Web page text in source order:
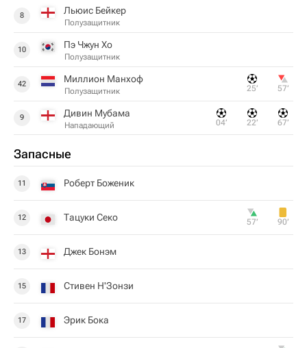
8 Льюис Бейкер
Полузащитник
10 Пэ Чжун Хо
Полузащитник
42 Миллион Манхоф
Полузащитник 25‎’‎ 57‎’‎
9 Дивин Мубама
Нападающий 04‎’‎ 22‎’‎ 67‎’‎
Запасные
11 Роберт Боженик
12 Тацуки Секо 57‎’‎ 90‎’‎
13 Джек Бонэм
15 Стивен Н'Зонзи
17 Эрик Бока